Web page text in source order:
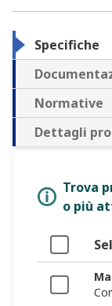
Specifiche
Normative
Dettagli
Trova
o più